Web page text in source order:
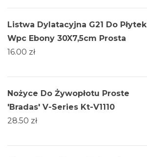
Listwa Dylatacyjna G21 Do Płytek
Wpc Ebony 30X7,5cm Prosta
16.00 zł
Nożyce Do Żywopłotu Proste
'Bradas' V-Series Kt-V1110
28.50 zł